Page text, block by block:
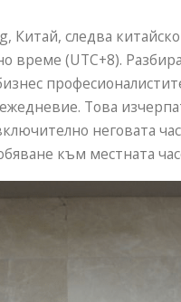
следва
време (UTC+8).
Това
неговата
към местната